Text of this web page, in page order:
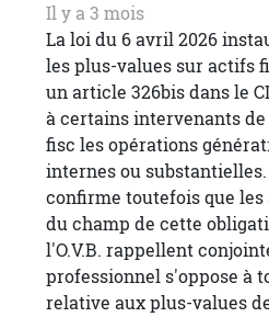
Il y a 3 mois
La loi du 6 avril 2026
les plus-values sur actifs
un article 326bis dans le
à certains intervenants
fisc les opérations
internes ou
confirme toutefois que
du champ de cette
l'O.V.B. rappellent
professionnel s'oppose à
relative aux plus-values